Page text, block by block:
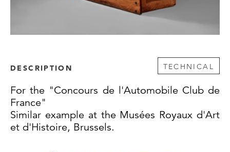
DESCRIPTION TECHNICAL
For the "Concours de l'Automobile Club de
France"
Similar example at the Musées Royaux d'Art
et d'Histoire, Brussels.